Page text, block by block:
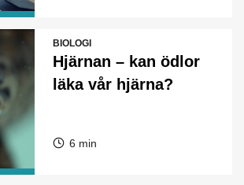
BIOLOGI
Hjärnan – kan ödlor
läka vår hjärna?
6 min